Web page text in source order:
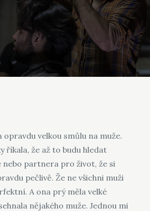
velkou smůlu na muže.
říkala, že až to budu hledat
nebo partnera pro život, že si
pečlivě. Že ne všichni muži
A ona prý měla velké
nějakého muže. Jednou mi